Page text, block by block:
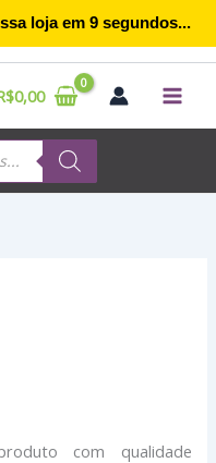
0,00
com qualidade
loja em 9segundos...